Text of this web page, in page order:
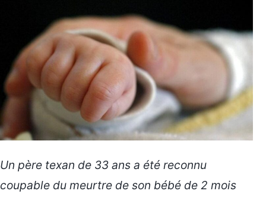
Un père texan de 33 ans a été reconnu
coupable du meurtre de son bébé de 2 mois